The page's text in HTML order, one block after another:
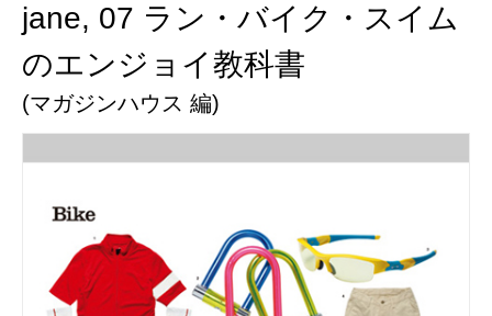
jane, 07 ラン・バイク・スイム
のエンジョイ教科書
(マガジンハウス 編)